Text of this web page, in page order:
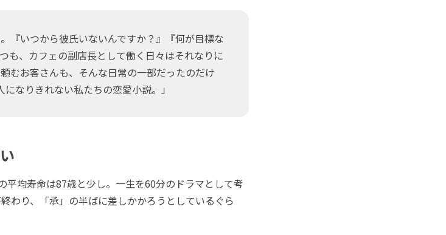
『いつから彼氏いないんですか？』『何が目標な
つも、カフェの副店長として働く日々はそれなりに
むお客さんも、そんな日常の一部だったのだけ
なりきれない私たちの恋愛小説。」
均寿命は87歳と少し。一生を60分のドラマとして考
わり、「承」の半ばに差しかかろうとしているぐら